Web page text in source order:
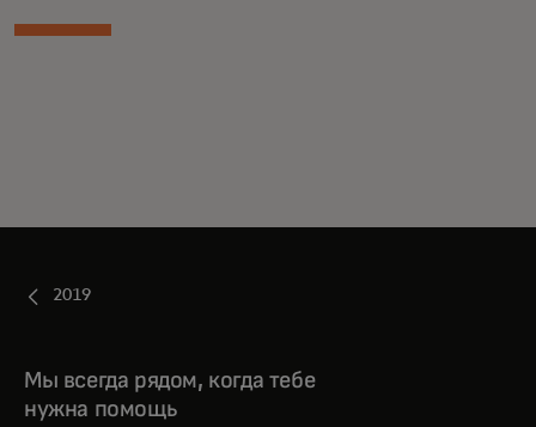
2019
Мы всегда рядом, когда тебе
нужна помощь